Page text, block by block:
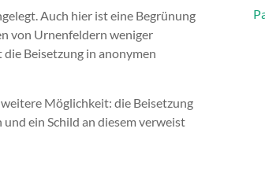
Auch hier ist eine Begrünung
von Urnenfeldern weniger
Beisetzung in anonymen
Möglichkeit: die Beisetzung
ein Schild an diesem verweist